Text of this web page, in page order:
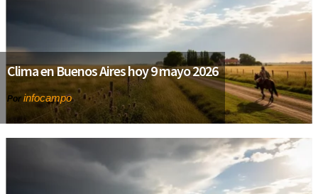
Clima en Buenos Aires hoy 9 mayo 2026
Por infocampo